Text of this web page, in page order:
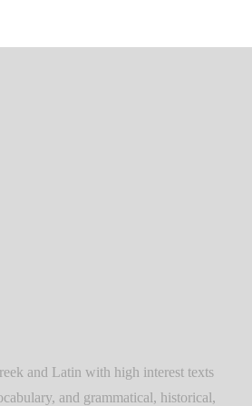
and Latin with high interest texts
and grammatical, historical,